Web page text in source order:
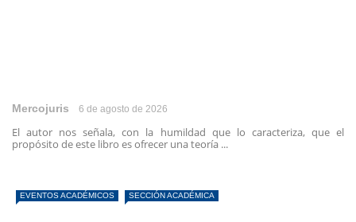
Mercojuris 6 de agosto de 2026
El autor nos señala, con la humildad que lo caracteriza, que el
propósito de este libro es ofrecer una teoría ...
EVENTOS ACADÉMICOS SECCIÓN ACADÉMICA